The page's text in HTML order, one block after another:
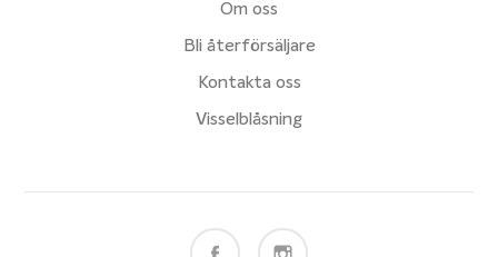
Om oss
Bli återförsäljare
Kontakta oss
Visselblåsning